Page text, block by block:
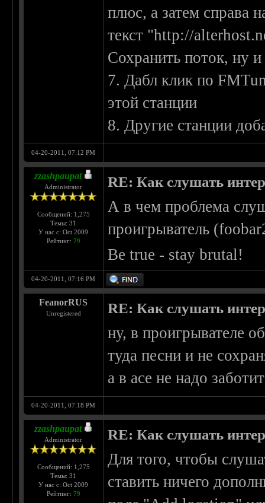
плюс, а затем справа
текст "http://
Сохранить поток, ну
7. Дабл клик по
этой станции
8. Другие станции
04-20-2011, 07:12 PM
zzashpaupat
Administrator
Сообщений: 1,275
Темы: 31
У нас с: Oct 2009
Рейтинг: 79
RE: Как слушать
А в чем проблема
проигрыватель
Be true - stay brutal!
04-20-2011, 07:16 PM
FeanorRUS
Unregistered RE: Как слушать
ну, в проигрывателе
туда песни и не
а в асе не надо
04-20-2011, 07:18 PM
zzashpaupat
Administrator
Сообщений: 1,275
Темы: 31
У нас с: Oct 2009
Рейтинг: 79
RE: Как слушать
Для того, чтобы
ставить ничего